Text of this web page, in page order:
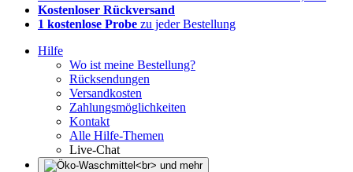
Kostenloser Rückversand
1 kostenlose Probe zu jeder Bestellung
Hilfe
Wo ist meine Bestellung?
Rücksendungen
Versandkosten
Zahlungsmöglichkeiten
Kontakt
Alle Hilfe-Themen
Live-Chat